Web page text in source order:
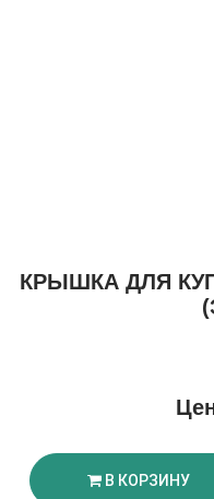
КРЫШКА ДЛЯ
В КОРЗИНУ